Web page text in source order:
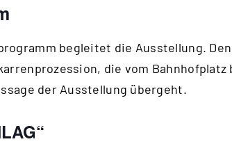
begleitet die Ausstellung.
die vom Bahnhofplatz
der Ausstellung übergeht.